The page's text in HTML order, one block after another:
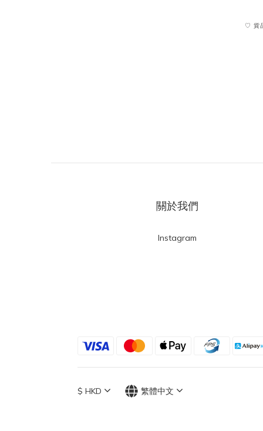
♡ 貨
關於我們
Instagram
$ HKD 繁體中文